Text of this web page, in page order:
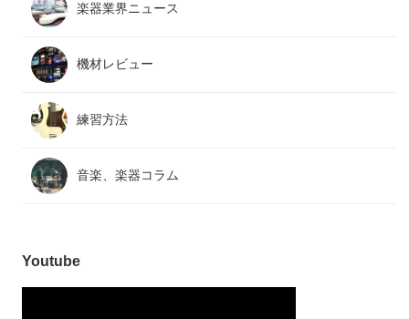
楽器業界ニュース
機材レビュー
練習方法
音楽、楽器コラム
Youtube